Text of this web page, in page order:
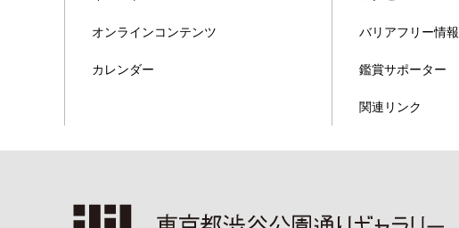
オンラインコンテンツ
カレンダー
バリアフリー情報
鑑賞サポーター
関連リンク